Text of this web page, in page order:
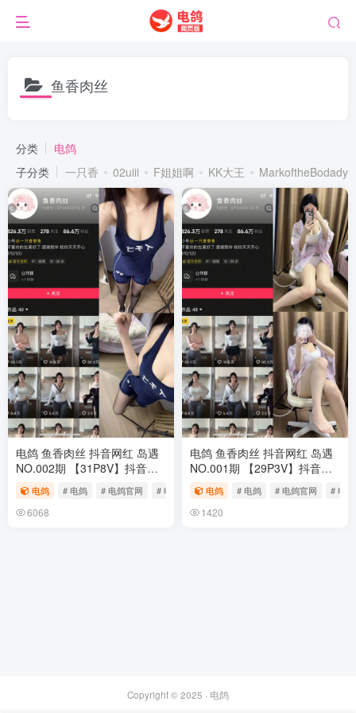
鱼香肉丝
分类
电鸽
子分类
一只香 02uiii F姐姐啊 KK大王 MarkoftheBodady
电鸽 鱼香肉丝 抖音网红 岛遇
NO.002期 【31P8V】抖音完
整版合集
电鸽 # 电鸽 # 电鸽官网 # 电鸽app
6068
电鸽 鱼香肉丝 抖音网红 岛遇
NO.001期 【29P3V】抖音完
整版合集
电鸽 # 电鸽 # 电鸽官网 # 电
1420
Copyright © 2025 · 电鸽